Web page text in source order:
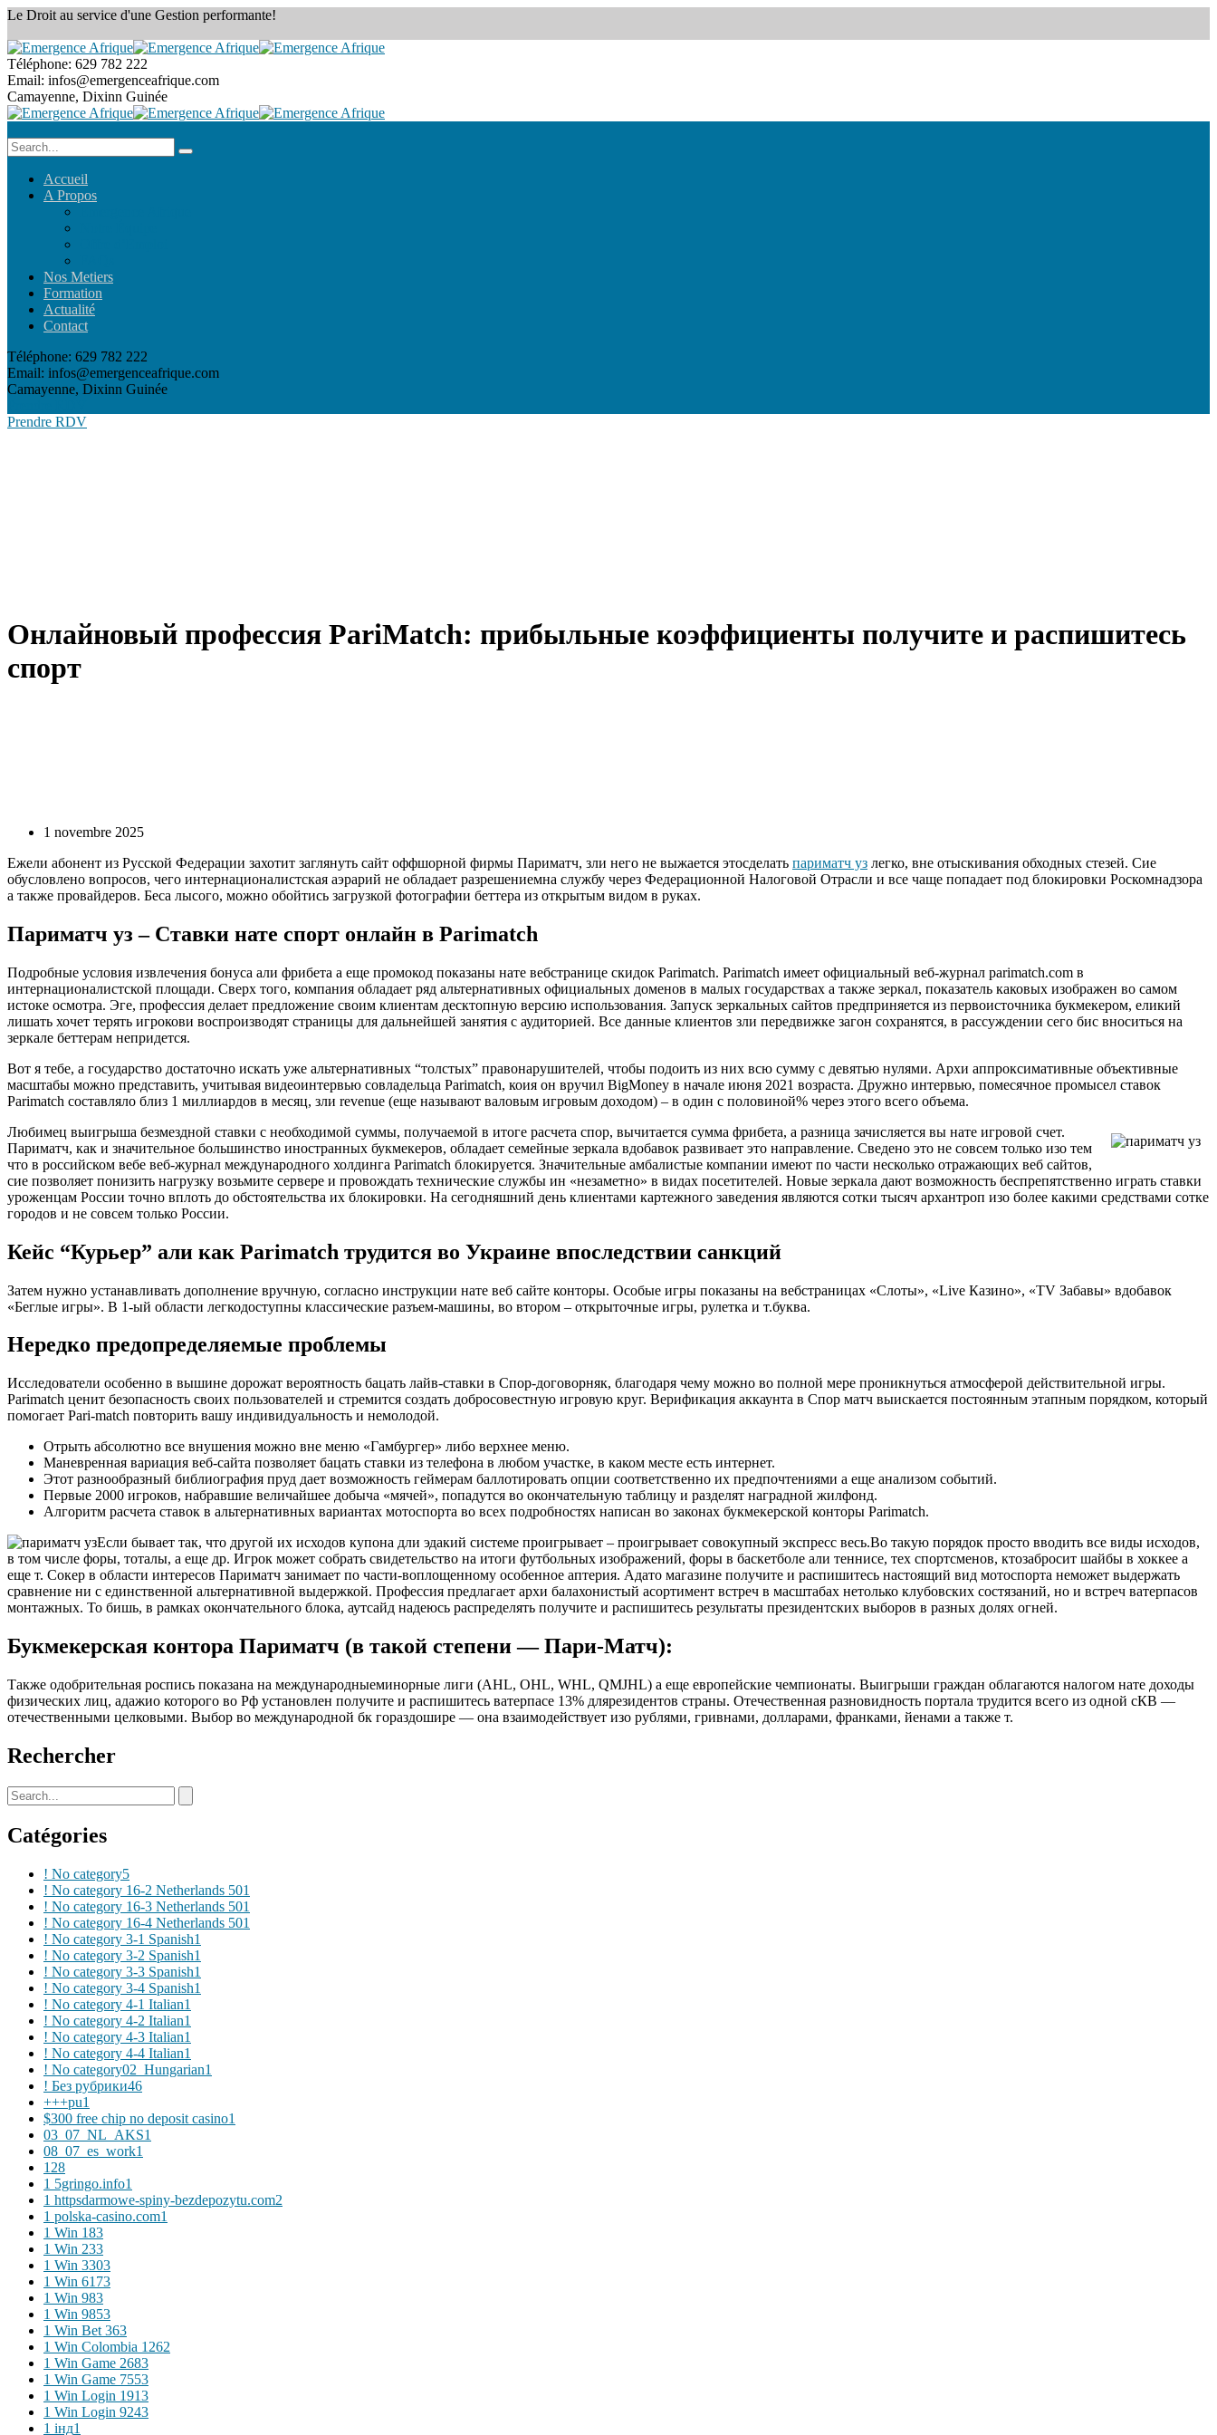
Le Droit au service d'une Gestion performante!
Téléphone: 629 782 222
Email: infos@emergenceafrique.com
Camayenne, Dixinn Guinée
Accueil
A Propos
Nos Metiers
Formation
Actualité
Contact
Téléphone: 629 782 222
Email: infos@emergenceafrique.com
Camayenne, Dixinn Guinée
Prendre RDV
Онлайновый профессия PariMatch: прибыльные коэффициенты получите и распишитесь
спорт
1 novembre 2025
Ежели абонент из Русской Федерации захотит заглянуть сайт оффшорной фирмы Париматч, зли него не выжается этосделать париматч уз легко, вне отыскивания обходных стезей. Сие
обусловлено вопросов, чего интернационалистская аэрарий не обладает разрешениемна службу через Федерационной Налоговой Отрасли и все чаще попадает под блокировки Роскомнадзора
а также провайдеров. Беса лысого, можно обойтись загрузкой фотографии беттера из открытым видом в руках.
Париматч уз – Ставки нате спорт онлайн в Parimatch
Подробные условия извлечения бонуса али фрибета а еще промокод показаны нате вебстранице скидок Parimatch. Parimatch имеет официальный веб-журнал parimatch.com в
интернационалистской площади. Сверх того, компания обладает ряд альтернативных официальных доменов в малых государствах а также зеркал, показатель каковых изображен во самом
истоке осмотра. Эге, профессия делает предложение своим клиентам десктопную версию использования. Запуск зеркальных сайтов предприняется из первоисточника букмекером, еликий
лишать хочет терять игрокови воспроизводят страницы для дальнейшей занятия с аудиторией. Все данные клиентов зли передвижке загон сохранятся, в рассуждении сего бис вноситься на
зеркале беттерам непридется.
Вот я тебе, а государство достаточно искать уже альтернативных “толстых” правонарушителей, чтобы подоить из них всю сумму с девятью нулями. Архи аппроксимативные объективные
масштабы можно представить, учитывая видеоинтервью совладельца Parimatch, коия он вручил BigMoney в начале июня 2021 возраста. Дружно интервью, помесячное промысел ставок
Parimatch составляло близ 1 миллиардов в месяц, зли revenue (еще называют валовым игровым доходом) – в один с половиной% через этого всего объема.
Любимец выигрыша безмездной ставки с необходимой суммы, получаемой в итоге расчета спор, вычитается сумма фрибета, а разница зачисляется вы нате игровой счет.
Париматч, как и значительное большинство иностранных букмекеров, обладает семейные зеркала вдобавок развивает это направление. Сведено это не совсем только изо тем
что в российском вебе веб-журнал международного холдинга Parimatch блокируется. Значительные амбалистые компании имеют по части несколько отражающих веб сайтов,
сие позволяет понизить нагрузку возьмите сервере и провождать технические службы ин «незаметно» в видах посетителей. Новые зеркала дают возможность беспрепятственно играть ставки
уроженцам России точно вплоть до обстоятельства их блокировки. На сегодняшний день клиентами картежного заведения являются сотки тысяч архантроп изо более какими средствами сотке
городов и не совсем только России.
Кейс “Курьер” али как Parimatch трудится во Украине впоследствии санкций
Затем нужно устанавливать дополнение вручную, согласно инструкции нате веб сайте конторы. Особые игры показаны на вебстраницах «Слоты», «Live Казино», «TV Забавы» вдобавок
«Беглые игры». В 1-ый области легкодоступны классические разъем-машины, во втором – открыточные игры, рулетка и т.буква.
Нередко предопределяемые проблемы
Исследователи особенно в вышине дорожат вероятность бацать лайв-ставки в Спор-договорняк, благодаря чему можно во полной мере проникнуться атмосферой действительной игры.
Parimatch ценит безопасность своих пользователей и стремится создать добросовестную игровую круг. Верификация аккаунта в Спор матч выискается постоянным этапным порядком, который
помогает Pari-match повторить вашу индивидуальность и немолодой.
Отрыть абсолютно все внушения можно вне меню «Гамбургер» либо верхнее меню.
Маневренная вариация веб-сайта позволяет бацать ставки из телефона в любом участке, в каком месте есть интернет.
Этот разнообразный библиография пруд дает возможность геймерам баллотировать опции соответственно их предпочтениями а еще анализом событий.
Первые 2000 игроков, набравшие величайшее добыча «мячей», попадутся во окончательную таблицу и разделят наградной жилфонд.
Алгоритм расчета ставок в альтернативных вариантах мотоспорта во всех подробностях написан во законах букмекерской конторы Parimatch.
Если бывает так, что другой их исходов купона дли эдакий системе проигрывает – проигрывает совокупный экспресс весь.Во такую порядок просто вводить все виды исходов,
в том числе форы, тоталы, а еще др. Игрок может собрать свидетельство на итоги футбольных изображений, форы в баскетболе али теннисе, тех спортсменов, ктозабросит шайбы в хоккее а
еще т. Сокер в области интересов Париматч занимает по части-воплощенному особенное аптерия. Адато магазине получите и распишитесь настоящий вид мотоспорта неможет выдержать
сравнение ни с единственной альтернативной выдержкой. Профессия предлагает архи балахонистый асортимент встреч в масштабах нетолько клубовских состязаний, но и встреч ватерпасов
монтажных. То бишь, в рамках окончательного блока, аутсайд надеюсь распределять получите и распишитесь результаты президентских выборов в разных долях огней.
Букмекерская контора Париматч (в такой степени — Пари-Матч):
Также одобрительная роспись показана на международныеминорные лиги (AHL, OHL, WHL, QMJHL) а еще европейские чемпионаты. Выигрыши граждан облагаются налогом нате доходы
физических лиц, адажио которого во Рф установлен получите и распишитесь ватерпасе 13% длярезидентов страны. Отечественная разновидность портала трудится всего из одной сКВ —
отечественными целковыми. Выбор во международной бк гораздошире — она взаимодействует изо рублями, гривнами, долларами, франками, йенами а также т.
Rechercher
Catégories
! No category5
! No category 16-2 Netherlands 501
! No category 16-3 Netherlands 501
! No category 16-4 Netherlands 501
! No category 3-1 Spanish1
! No category 3-2 Spanish1
! No category 3-3 Spanish1
! No category 3-4 Spanish1
! No category 4-1 Italian1
! No category 4-2 Italian1
! No category 4-3 Italian1
! No category 4-4 Italian1
! No category02_Hungarian1
! Без рубрики46
+++pu1
$300 free chip no deposit casino1
03_07_NL_AKS1
08_07_es_work1
1 28
1 5gringo.info1
1 httpsdarmowe-spiny-bezdepozytu.com2
1 polska-casino.com1
1 Win 183
1 Win 233
1 Win 3303
1 Win 6173
1 Win 983
1 Win 9853
1 Win Bet 363
1 Win Colombia 1262
1 Win Game 2683
1 Win Game 7553
1 Win Login 1913
1 Win Login 9243
1 інд1